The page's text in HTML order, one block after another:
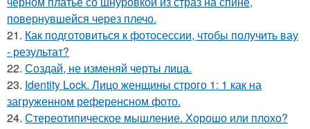
повернувшейся через плечо.
21. Как подготовиться к фотосессии, чтобы получить вау
- результат?
22. Создай, не изменяй черты лица.
23. Identity Lock. Лицо женщины строго 1: 1 как на
загруженном референсном фото.
24. Стереотипическое мышление. Хорошо или плохо?